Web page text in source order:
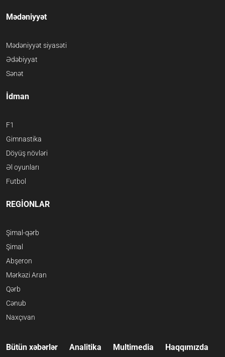
Mədəniyyət
Mədəniyyət siyasəti
Ədəbiyyat
Sənət
İdman
F1
Gimnastika
Döyüş növləri
Əl oyunları
Futbol
REGİONLAR
Şimal-qərb
Şimal
Abşeron
Mərkəzi Aran
Qərb
Cənub
Naxçıvan
Bütün xəbərlər Analitika Multimedia Haqqımızda